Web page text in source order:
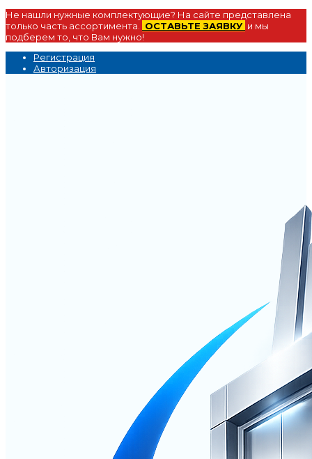
Не нашли нужные комплектующие? На сайте представлена
только часть ассортимента.
ОСТАВЬТЕ ЗАЯВКУ и мы
подберем то, что Вам нужно!
Регистрация
Авторизация